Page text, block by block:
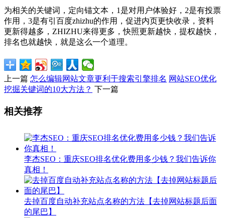
为相关的关键词，定向锚文本，1是对用户体验好，2是有投票
作用，3是有引百度zhizhu的作用，促进内页更快收录，资料
更新得越多，ZHIZHU来得更多，快照更新越快，提权越快，
排名也就越快，就是这么一个道理。
上一篇 怎么编辑网站文章更利于搜索引擎排名 网站SEO优化
挖掘关键词的10大方法？ 下一篇
相关推荐
李杰SEO：重庆SEO排名优化费用多少钱？我们告诉你
真相！
去掉百度自动补充站点名称的方法【去掉网站标题后面
的尾巴】